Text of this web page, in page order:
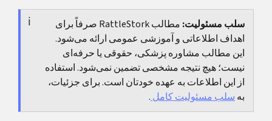
تغییر روشن شوند و بعد تصمیم بگیریم آیا اصلاً نیازی به
مکمل هست یا نه؛ نه اینکه تعداد زیادی محصول را
کورکورانه مصرف کنیم.
سلب مسئولیت:
مطالب RattleStork صرفاً برای
اهداف اطلاعاتی و آموزشی عمومی ارائه می‌شود.
این مطالب مشاوره پزشکی، حقوقی یا حرفه‌ای
نیست؛ هیچ نتیجه مشخصی تضمین نمی‌شود. استفاده
از این اطلاعات به عهده خودتان است. برای جزئیات،
بهسلب مسئولیت کامل.